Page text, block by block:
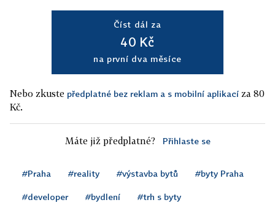
Číst dál za
40 Kč
na první dva měsíce
Nebo zkuste předplatné bez reklam a s mobilní aplikací za 80
Kč.
Máte již předplatné? Přihlaste se
#Praha #reality #výstavba bytů #byty Praha
#developer #bydlení #trh s byty